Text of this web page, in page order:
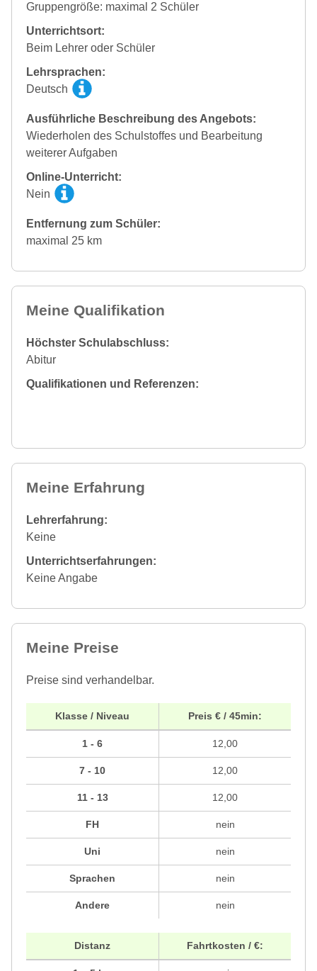
Gruppengröße: maximal 2 Schüler
Unterrichtsort:
Beim Lehrer oder Schüler
Lehrsprachen:
Deutsch
Ausführliche Beschreibung des Angebots:
Wiederholen des Schulstoffes und Bearbeitung
weiterer Aufgaben
Online-Unterricht:
Nein
Entfernung zum Schüler:
maximal 25 km
Meine Qualifikation
Höchster Schulabschluss:
Abitur
Qualifikationen und Referenzen:
Meine Erfahrung
Lehrerfahrung:
Keine
Unterrichtserfahrungen:
Keine Angabe
Meine Preise
Preise sind verhandelbar.
Klasse / Niveau
1 - 6
7 - 10
11 - 13
FH
Uni
Sprachen
Andere
Preis € / 45min:
12,00
12,00
12,00
nein
nein
nein
nein
Distanz Fahrtkosten / €: